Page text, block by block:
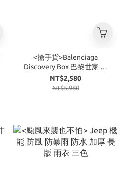
<搶手貨>Balenciaga
Discovery Box 巴黎世家 菸
盒香水組
NT$2,580
NT$5,980